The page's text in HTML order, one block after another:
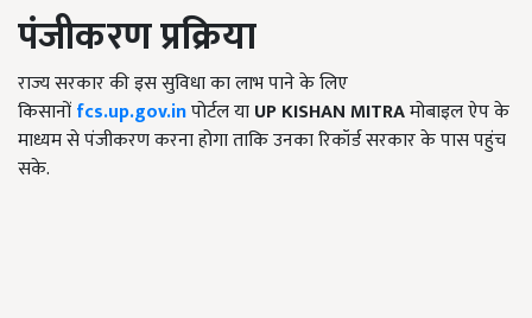
पंजीकरण प्रक्रिया
राज्य सरकार की इस सुविधा का लाभ पाने के लिए
किसानोंfcs.up.gov.inपोर्टल याUP KISHAN MITRAमोबाइल ऐप के
माध्यम से पंजीकरण करना होगा ताकि उनका रिकॉर्ड सरकार के पास पहुंच
सके.